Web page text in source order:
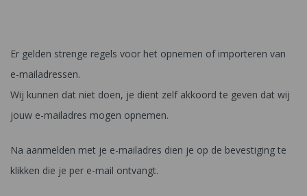
Er gelden strenge regels voor het opnemen of importeren van
e-mailadressen.
Wij kunnen dat niet doen, je dient zelf akkoord te geven dat wij
jouw e-mailadres mogen opnemen.
Na aanmelden met je e-mailadres dien je op de bevestiging te
klikken die je per e-mail ontvangt.